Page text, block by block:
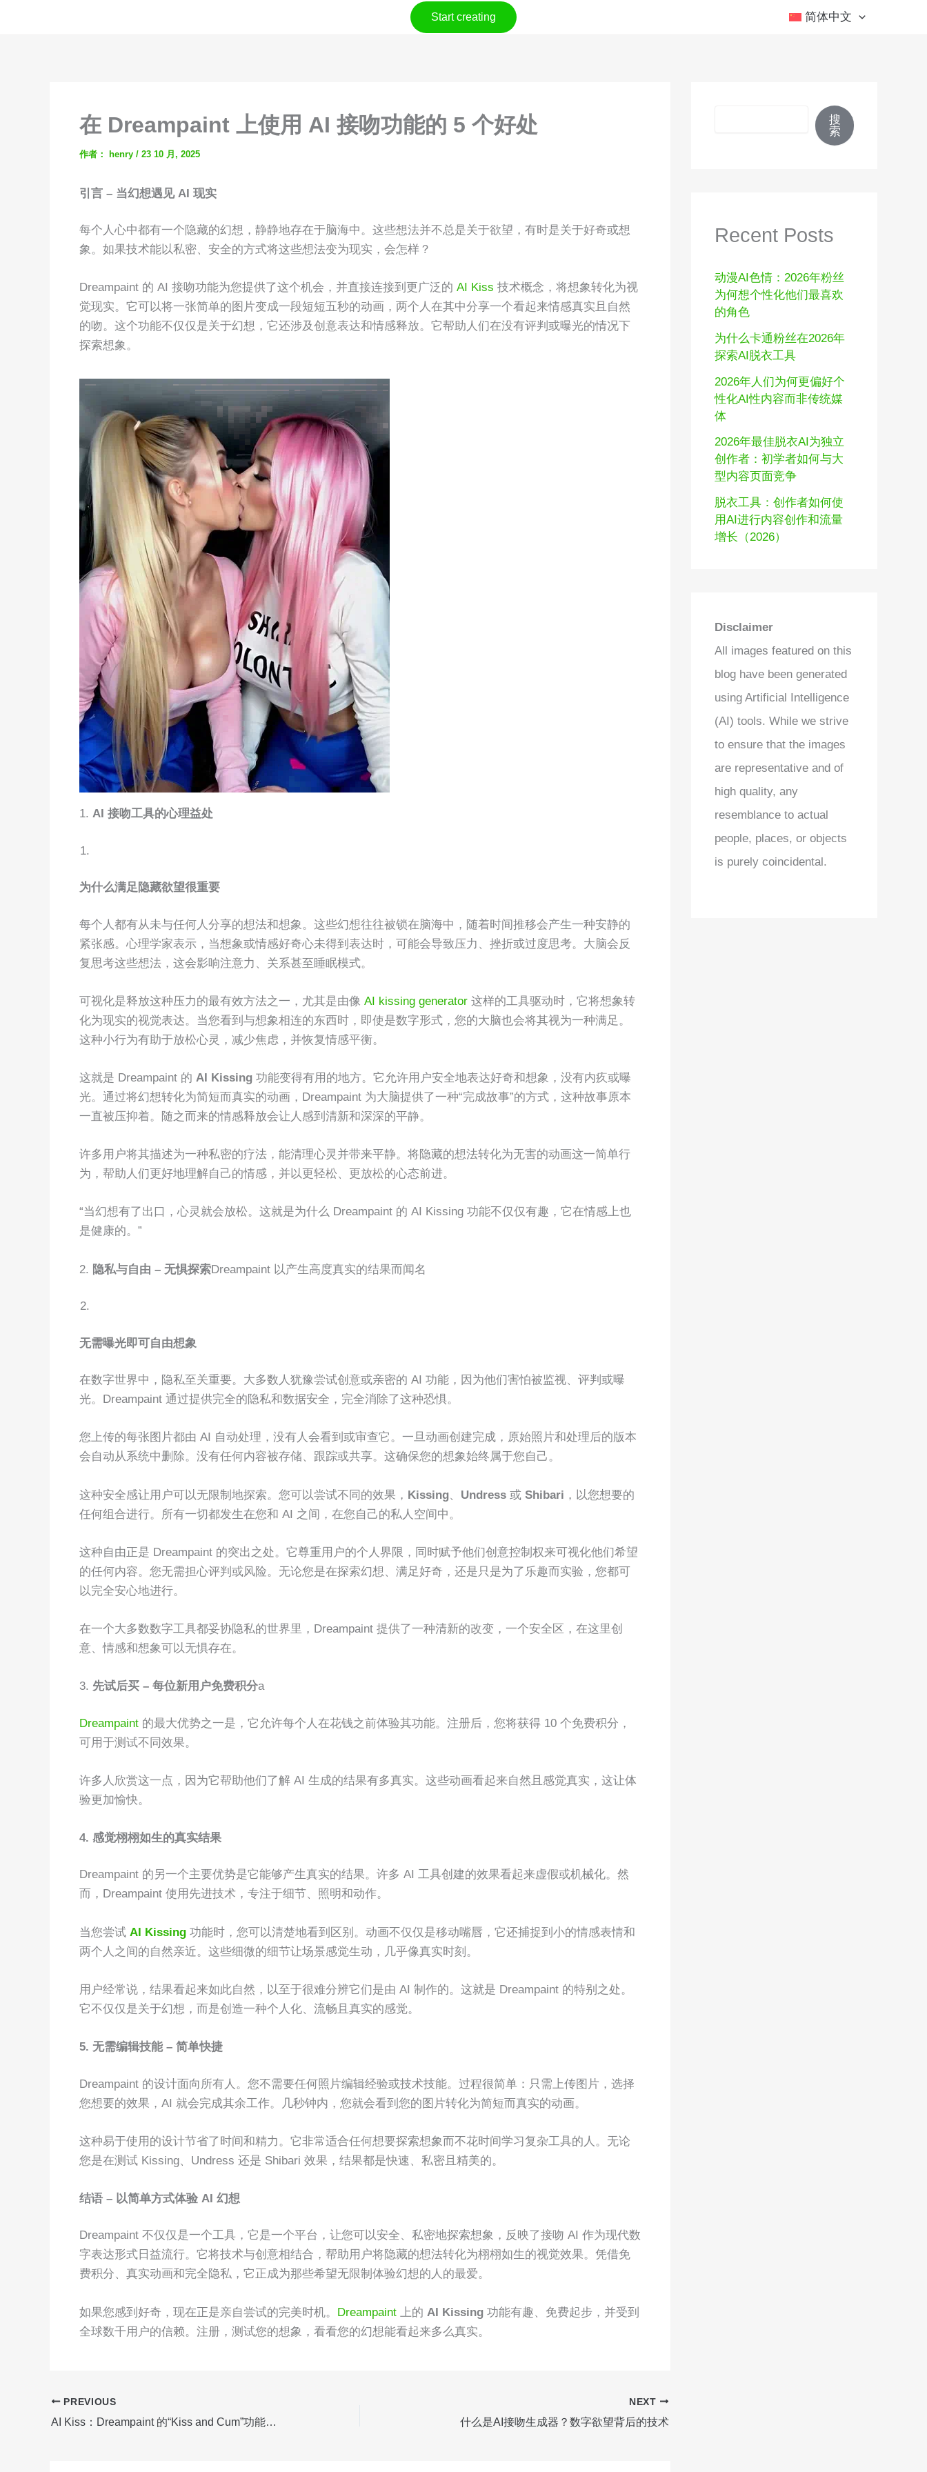
Start creating 简体中文
在 Dreampaint 上使用 AI 接吻功能的 5 个好处
作者： henry / 23 10 月, 2025
引言 – 当幻想遇见 AI 现实
每个人心中都有一个隐藏的幻想，静静地存在于脑海中。这些想法并不总是关于欲望，有时是关于好奇或想
象。如果技术能以私密、安全的方式将这些想法变为现实，会怎样？
Dreampaint 的 AI 接吻功能为您提供了这个机会，并直接连接到更广泛的 AI Kiss 技术概念，将想象转化为视
觉现实。它可以将一张简单的图片变成一段短短五秒的动画，两个人在其中分享一个看起来情感真实且自然
的吻。这个功能不仅仅是关于幻想，它还涉及创意表达和情感释放。它帮助人们在没有评判或曝光的情况下
探索想象。
1. AI 接吻工具的心理益处
为什么满足隐藏欲望很重要
每个人都有从未与任何人分享的想法和想象。这些幻想往往被锁在脑海中，随着时间推移会产生一种安静的
紧张感。心理学家表示，当想象或情感好奇心未得到表达时，可能会导致压力、挫折或过度思考。大脑会反
复思考这些想法，这会影响注意力、关系甚至睡眠模式。
可视化是释放这种压力的最有效方法之一，尤其是由像 AI kissing generator这样的工具驱动时，它将想象转
化为现实的视觉表达。当您看到与想象相连的东西时，即使是数字形式，您的大脑也会将其视为一种满足。
这种小行为有助于放松心灵，减少焦虑，并恢复情感平衡。
这就是 Dreampaint 的 AI Kissing功能变得有用的地方。它允许用户安全地表达好奇和想象，没有内疚或曝
光。通过将幻想转化为简短而真实的动画，Dreampaint 为大脑提供了一种“完成故事”的方式，这种故事原本
一直被压抑着。随之而来的情感释放会让人感到清新和深深的平静。
许多用户将其描述为一种私密的疗法，能清理心灵并带来平静。将隐藏的想法转化为无害的动画这一简单行
为，帮助人们更好地理解自己的情感，并以更轻松、更放松的心态前进。
“当幻想有了出口，心灵就会放松。这就是为什么 Dreampaint 的 AI Kissing 功能不仅仅有趣，它在情感上也
是健康的。”
2. 隐私与自由 – 无惧探索Dreampaint 以产生高度真实的结果而闻名
无需曝光即可自由想象
在数字世界中，隐私至关重要。大多数人犹豫尝试创意或亲密的 AI 功能，因为他们害怕被监视、评判或曝
光。Dreampaint 通过提供完全的隐私和数据安全，完全消除了这种恐惧。
您上传的每张图片都由 AI 自动处理，没有人会看到或审查它。一旦动画创建完成，原始照片和处理后的版本
会自动从系统中删除。没有任何内容被存储、跟踪或共享。这确保您的想象始终属于您自己。
这种安全感让用户可以无限制地探索。您可以尝试不同的效果， Kissing、 Undress或 Shibari ，以您想要的
任何组合进行。所有一切都发生在您和 AI 之间，在您自己的私人空间中。
这种自由正是 Dreampaint 的突出之处。它尊重用户的个人界限，同时赋予他们创意控制权来可视化他们希望
的任何内容。您无需担心评判或风险。无论您是在探索幻想、满足好奇，还是只是为了乐趣而实验，您都可
以完全安心地进行。
在一个大多数数字工具都妥协隐私的世界里，Dreampaint 提供了一种清新的改变，一个安全区，在这里创
意、情感和想象可以无惧存在。
3. 先试后买 – 每位新用户免费积分a
Dreampaint的最大优势之一是，它允许每个人在花钱之前体验其功能。注册后，您将获得 10 个免费积分，
可用于测试不同效果。
许多人欣赏这一点，因为它帮助他们了解 AI 生成的结果有多真实。这些动画看起来自然且感觉真实，这让体
验更加愉快。
4. 感觉栩栩如生的真实结果
Dreampaint 的另一个主要优势是它能够产生真实的结果。许多 AI 工具创建的效果看起来虚假或机械化。然
而，Dreampaint 使用先进技术，专注于细节、照明和动作。
当您尝试 AI Kissing功能时，您可以清楚地看到区别。动画不仅仅是移动嘴唇，它还捕捉到小的情感表情和
两个人之间的自然亲近。这些细微的细节让场景感觉生动，几乎像真实时刻。
用户经常说，结果看起来如此自然，以至于很难分辨它们是由 AI 制作的。这就是 Dreampaint 的特别之处。
它不仅仅是关于幻想，而是创造一种个人化、流畅且真实的感觉。
5. 无需编辑技能 – 简单快捷
Dreampaint 的设计面向所有人。您不需要任何照片编辑经验或技术技能。过程很简单：只需上传图片，选择
您想要的效果，AI 就会完成其余工作。几秒钟内，您就会看到您的图片转化为简短而真实的动画。
这种易于使用的设计节省了时间和精力。它非常适合任何想要探索想象而不花时间学习复杂工具的人。无论
您是在测试 Kissing、Undress 还是 Shibari 效果，结果都是快速、私密且精美的。
结语 – 以简单方式体验 AI 幻想
Dreampaint 不仅仅是一个工具，它是一个平台，让您可以安全、私密地探索想象，反映了接吻 AI 作为现代数
字表达形式日益流行。它将技术与创意相结合，帮助用户将隐藏的想法转化为栩栩如生的视觉效果。凭借免
费积分、真实动画和完全隐私，它正成为那些希望无限制体验幻想的人的最爱。
如果您感到好奇，现在正是亲自尝试的完美时机。 Dreampaint上的 AI Kissing功能有趣、免费起步，并受到
全球数千用户的信赖。注册，测试您的想象，看看您的幻想能看起来多么真实。
PREVIOUS
AI Kiss：Dreampaint 的“Kiss and Cum”功能如何将两张脸变成终极数字幻想
NEXT
什么是AI接吻生成器？数字欲望背后的技术
搜
索
Recent Posts
动漫AI色情：2026年粉丝
为何想个性化他们最喜欢
的角色
为什么卡通粉丝在2026年
探索AI脱衣工具
2026年人们为何更偏好个
性化AI性内容而非传统媒
体
2026年最佳脱衣AI为独立
创作者：初学者如何与大
型内容页面竞争
脱衣工具：创作者如何使
用AI进行内容创作和流量
增长（2026）
Disclaimer
All images featured on this
blog have been generated
using Artificial Intelligence
(AI) tools. While we strive
to ensure that the images
are representative and of
high quality, any
resemblance to actual
people, places, or objects
is purely coincidental.